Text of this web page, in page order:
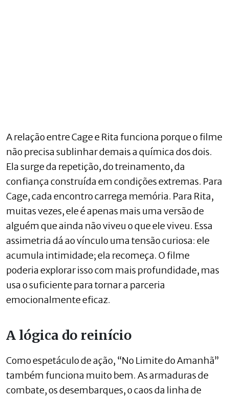
A relação entre Cage e Rita funciona porque o filme
não precisa sublinhar demais a química dos dois.
Ela surge da repetição, do treinamento, da
confiança construída em condições extremas. Para
Cage, cada encontro carrega memória. Para Rita,
muitas vezes, ele é apenas mais uma versão de
alguém que ainda não viveu o que ele viveu. Essa
assimetria dá ao vínculo uma tensão curiosa: ele
acumula intimidade; ela recomeça. O filme
poderia explorar isso com mais profundidade, mas
usa o suficiente para tornar a parceria
emocionalmente eficaz.
A lógica do reinício
Como espetáculo de ação, “No Limite do Amanhã”
também funciona muito bem. As armaduras de
combate, os desembarques, o caos da linha de